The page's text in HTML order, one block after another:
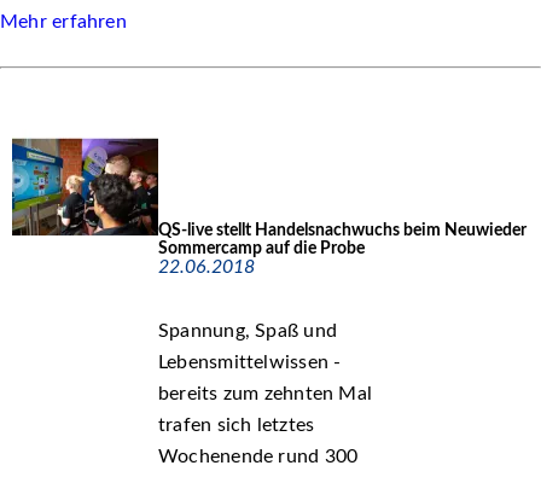
Mehr erfahren
QS-live stellt Handelsnachwuchs beim Neuwieder
Sommercamp auf die Probe
22.06.2018
Spannung, Spaß und
Lebensmittelwissen -
bereits zum zehnten Mal
trafen sich letztes
Wochenende rund 300